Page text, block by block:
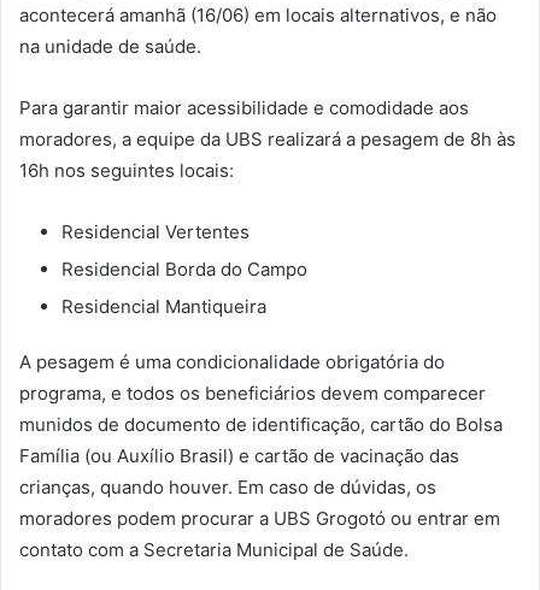
acontecerá amanhã (16/06) em locais alternativos, e não
na unidade de saúde.
Para garantir maior acessibilidade e comodidade aos
moradores, a equipe da UBS realizará a pesagem de 8h às
16h nos seguintes locais:
Residencial Vertentes
Residencial Borda do Campo
Residencial Mantiqueira
A pesagem é uma condicionalidade obrigatória do
programa, e todos os beneficiários devem comparecer
munidos de documento de identificação, cartão do Bolsa
Família (ou Auxílio Brasil) e cartão de vacinação das
crianças, quando houver. Em caso de dúvidas, os
moradores podem procurar a UBS Grogotó ou entrar em
contato com a Secretaria Municipal de Saúde.